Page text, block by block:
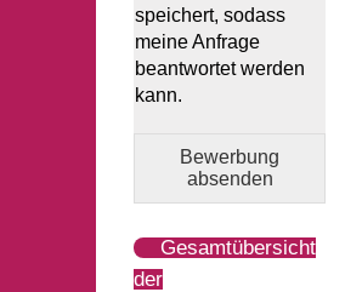
speichert, sodass
meine Anfrage
beantwortet werden
kann.
Bewerbung
absenden
Gesamtübersicht
der